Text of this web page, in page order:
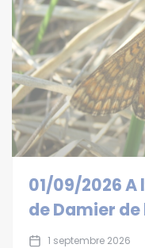
01/09/2026
de Damier
1 septembre 2026